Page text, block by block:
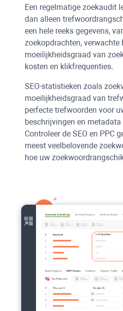
Een regelmatige zoekaudit
dan alleen
een hele reeks gegevens,
zoekopdrachten, verwachte
moeilijkheidsgraad van
kosten en klikfrequenties.
SEO-statistieken zoals
moeilijkheidsgraad van
perfecte trefwoorden voor
beschrijvingen en
Controleer de SEO en PPC
meest veelbelovende
hoe uw